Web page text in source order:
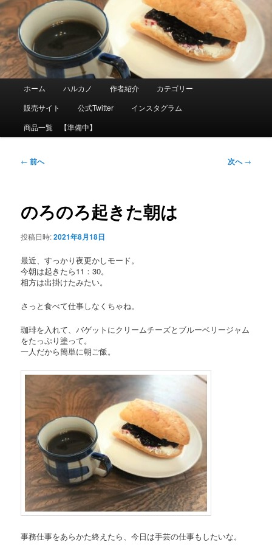
メ
イ
ン
コ
ン
テ
ン
ツ
ュ
ホーム ハルカノ 作者紹介
カテゴリー
販売サイト
公式Twitter
インスタグラム
商品一覧 【準備中】
投
ー
ョ
← 前へ 次へ→
のろのろ起きた朝は
投稿日時:2021年8月18日
最近、すっかり夜更かしモード。
今朝は起きたら11：30。
相方は出掛けたみたい。
さっと食べて仕事しなくちゃね。
珈琲を入れて、バゲットにクリームチーズとブルーベリージャム
をたっぷり塗って。
一人だから簡単に朝ご飯。
事務仕事をあらかた終えたら、今日は手芸の仕事もしたいな。